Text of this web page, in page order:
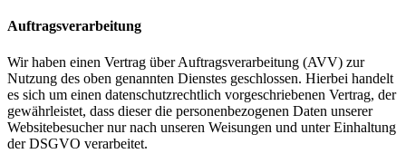
Auftragsverarbeitung
Wir haben einen Vertrag über Auftragsverarbeitung (AVV) zur
Nutzung des oben genannten Dienstes geschlossen. Hierbei handelt
es sich um einen datenschutzrechtlich vorgeschriebenen Vertrag, der
gewährleistet, dass dieser die personenbezogenen Daten unserer
Websitebesucher nur nach unseren Weisungen und unter Einhaltung
der DSGVO verarbeitet.